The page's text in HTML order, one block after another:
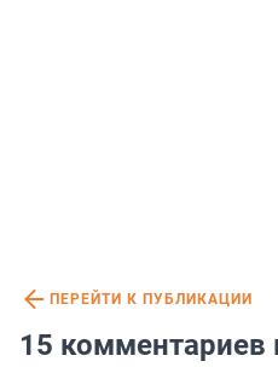
ПЕРЕЙТИ К ПУБЛИКАЦИИ
15 комментариев